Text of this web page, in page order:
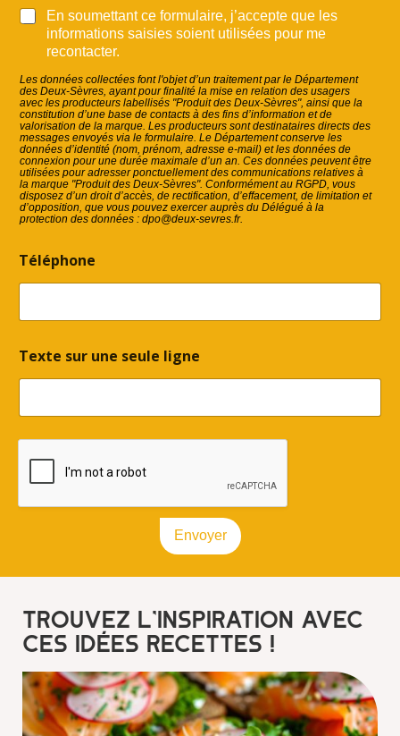
d
s
e
s
e
u
l
e
e
n
R
*
En soumettant ce formulaire, j’accepte que les
informations saisies soient utilisées pour me
recontacter.
Les données collectées font l'objet d’un traitement par le Département
des Deux-Sèvres, ayant pour finalité la mise en relation des usagers
avec les producteurs labellisés "Produit des Deux-Sèvres", ainsi que la
constitution d’une base de contacts à des fins d’information et de
valorisation de la marque. Les producteurs sont destinataires directs des
messages envoyés via le formulaire. Le Département conserve les
données d’identité (nom, prénom, adresse e-mail) et les données de
connexion pour une durée maximale d’un an. Ces données peuvent être
utilisées pour adresser ponctuellement des communications relatives à
la marque "Produit des Deux-Sèvres". Conformément au RGPD, vous
disposez d’un droit d’accès, de rectification, d’effacement, de limitation et
d’opposition, que vous pouvez exercer auprès du Délégué à la
protection des données : dpo@deux-sevres.fr.
Téléphone
Texte sur une seule ligne
Envoyer
Trouvez l’inspiration avec
ces idées recettes !